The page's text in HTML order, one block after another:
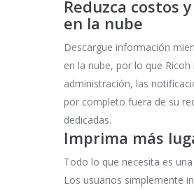
Reduzca costos
en la nube
Descargue información
en la nube, por lo que
administración, las
por completo fuera de su
dedicadas.
Imprima más
Todo lo que necesita es
Los usuarios simplemente